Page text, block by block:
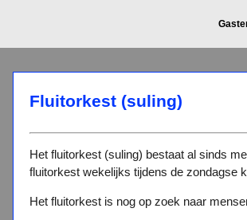
Fluitorkest (suling)
Het fluitorkest (suling) bestaat al sinds
fluitorkest wekelijks tijdens de zondagse
Het fluitorkest is nog op zoek naar